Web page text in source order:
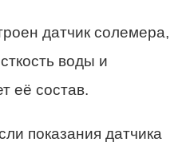
датчик солемера,
воды и
её состав.
показания датчика